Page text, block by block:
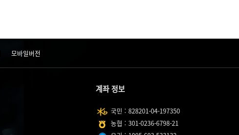
모바일버전
계좌 정보
국민 : 828201-04-197350
농협 : 301-0236-6798-21